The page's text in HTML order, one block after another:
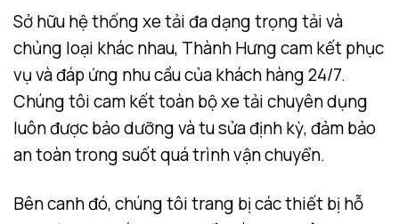
Sở hữu hệ thống xe tải đa dạng trọng tải và
chủng loại khác nhau, Thành Hưng cam kết phục
vụ và đáp ứng nhu cầu của khách hàng 24/7.
Chúng tôi cam kết toàn bộ xe tải chuyên dụng
luôn được bảo dưỡng và tu sửa định kỳ, đảm bảo
an toàn trong suốt quá trình vận chuyển.
Bên canh đó, chúng tôi trang bị các thiết bị hỗ